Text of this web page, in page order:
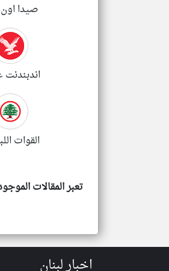
صيدا
اندبندنت
القوات
تعبر المقالات
اخبار لبنان